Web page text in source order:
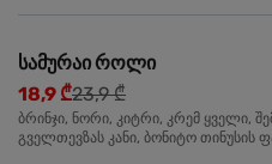
სამურაი როლი
18,9 ₾23,9 ₾
ბრინჯი, ნორი, კიტრი, კრემ ყველი,
გველთევზას კანი, ბონიტო თინუსის